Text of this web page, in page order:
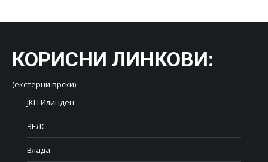
КОРИСНИ ЛИНКОВИ:
(екстерни врски)
ЈКП Илинден
ЗЕЛС
Влада